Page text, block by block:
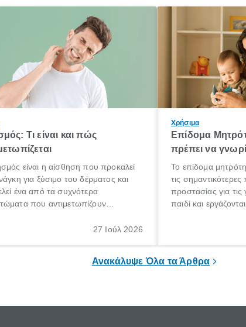
Τι είναι και πώς
είναι η αίσθηση που προκαλεί
για ξύσιμο του δέρματος και
ένα από τα συχνότερα
που αντιμετωπίζουν
για το «κνησμός τι είναι»,
27 Ιούλ 2026
Χρήσιμα
Επίδομα
πρέπει να
Το επίδομα
τις
προστασίας για
παιδί και
σημαντική
Ανακάλυψε Όλα τα Άρθρα